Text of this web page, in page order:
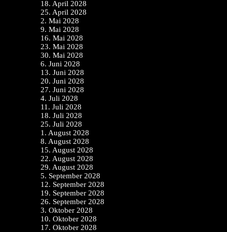
18. April 2028
25. April 2028
2. Mai 2028
9. Mai 2028
16. Mai 2028
23. Mai 2028
30. Mai 2028
6. Juni 2028
13. Juni 2028
20. Juni 2028
27. Juni 2028
4. Juli 2028
11. Juli 2028
18. Juli 2028
25. Juli 2028
1. August 2028
8. August 2028
15. August 2028
22. August 2028
29. August 2028
5. September 2028
12. September 2028
19. September 2028
26. September 2028
3. Oktober 2028
10. Oktober 2028
17. Oktober 2028